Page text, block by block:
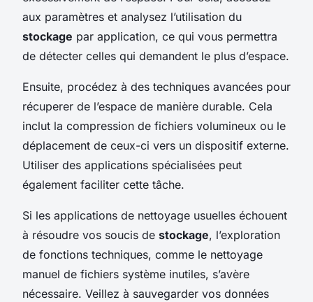
aux paramètres et analysez l’utilisation du
stockage par application, ce qui vous permettra
de détecter celles qui demandent le plus d’espace.
Ensuite, procédez à des techniques avancées pour
récuperer de l’espace de manière durable. Cela
inclut la compression de fichiers volumineux ou le
déplacement de ceux-ci vers un dispositif externe.
Utiliser des applications spécialisées peut
également faciliter cette tâche.
Si les applications de nettoyage usuelles échouent
à résoudre vos soucis de stockage, l’exploration
de fonctions techniques, comme le nettoyage
manuel de fichiers système inutiles, s’avère
nécessaire. Veillez à sauvegarder vos données